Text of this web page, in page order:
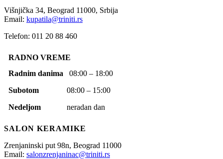
Višnjička 34, Beograd 11000, Srbija
Email: kupatila@triniti.rs
Telefon: 011 20 88 460
RADNO VREME
Radnim danima 08:00 – 18:00
Subotom 08:00 – 15:00
Nedeljom neradan dan
SALON KERAMIKE
Zrenjaninski put 98n, Beograd 11000
Email: salonzrenjaninac@triniti.rs